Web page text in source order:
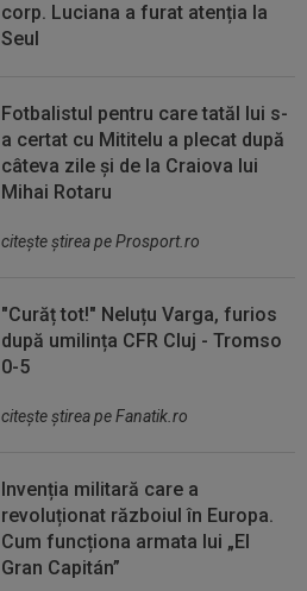
corp. Luciana a furat atenția la
Seul
Fotbalistul pentru care tatăl lui s-
a certat cu Mititelu a plecat după
câteva zile și de la Craiova lui
Mihai Rotaru
citeşte ştirea pe Prosport.ro
"Curăț tot!" Neluțu Varga, furios
după umilința CFR Cluj - Tromso
0-5
citeşte ştirea pe Fanatik.ro
Invenția militară care a
revoluționat războiul în Europa.
Cum funcționa armata lui „El
Gran Capitán”